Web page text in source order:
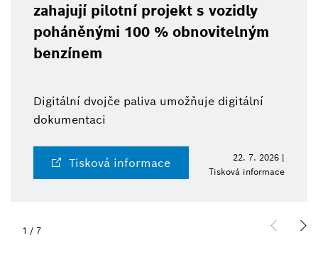
zahajují pilotní projekt s vozidly
poháněnými 100 % obnovitelným
benzínem
Digitální dvojče paliva umožňuje digitální
dokumentaci
Tisková informace
22. 7. 2026 |
Tisková informace
1 / 7